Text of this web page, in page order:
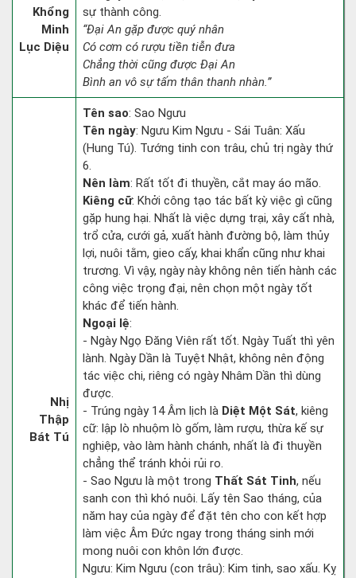
Khổng
Minh
Lục Diệu
sự thành công.
“Đại An gặp được quý nhân
Có cơm có rượu tiền tiễn đưa
Chẳng thời cũng được Đại An
Bình an vô sự tấm thân thanh nhàn.”
Nhị
Thập
Bát Tú
Tên sao: Sao Ngưu
Tên ngày: Ngưu Kim Ngưu - Sái Tuân: Xấu
(Hung Tú). Tướng tinh con trâu, chủ trị ngày thứ
6.
Nên làm: Rất tốt đi thuyền, cắt may áo mão.
Kiêng cữ: Khởi công tạo tác bất kỳ việc gì cũng
gặp hung hại. Nhất là việc dựng trại, xây cất nhà,
trổ cửa, cưới gả, xuất hành đường bộ, làm thủy
lợi, nuôi tằm, gieo cấy, khai khẩn cũng như khai
trương. Vì vậy, ngày này không nên tiến hành các
công việc trọng đại, nên chọn một ngày tốt
khác để tiến hành.
Ngoại lệ:
- Ngày Ngọ Đăng Viên rất tốt. Ngày Tuất thì yên
lành. Ngày Dần là Tuyệt Nhật, không nên động
tác việc chi, riêng có ngày Nhâm Dần thì dùng
được.
- Trúng ngày 14 Âm lịch là Diệt Một Sát, kiêng
cữ: lập lò nhuộm lò gốm, làm rượu, thừa kế sự
nghiệp, vào làm hành chánh, nhất là đi thuyền
chẳng thể tránh khỏi rủi ro.
- Sao Ngưu là một trong Thất Sát Tinh, nếu
sanh con thì khó nuôi. Lấy tên Sao tháng, của
năm hay của ngày để đặt tên cho con kết hợp
làm việc Âm Đức ngay trong tháng sinh mới
mong nuôi con khôn lớn được.
Ngưu: Kim Ngưu (con trâu): Kim tinh, sao xấu. Kỵ